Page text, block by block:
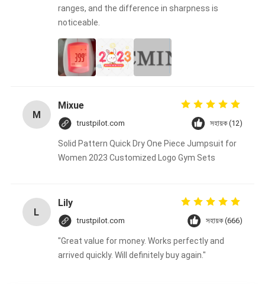
ranges, and the difference in sharpness is
noticeable.
M
Mixue
trustpilot.com সহায়ক (12)
Solid Pattern Quick Dry One Piece Jumpsuit for
Women 2023 Customized Logo Gym Sets
L
Lily
trustpilot.com সহায়ক (666)
"Great value for money. Works perfectly and
arrived quickly. Will definitely buy again."